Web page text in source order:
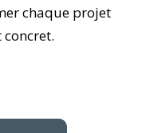
chaque projet